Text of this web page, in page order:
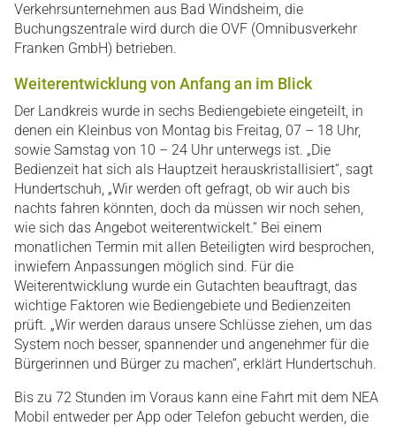
Verkehrsunternehmen aus Bad Windsheim, die
Buchungszentrale wird durch die OVF (Omnibusverkehr
Franken GmbH) betrieben.
Weiterentwicklung von Anfang an im Blick
Der Landkreis wurde in sechs Bediengebiete eingeteilt, in
denen ein Kleinbus von Montag bis Freitag, 07 – 18 Uhr,
sowie Samstag von 10 – 24 Uhr unterwegs ist. „Die
Bedienzeit hat sich als Hauptzeit herauskristallisiert“, sagt
Hundertschuh, „Wir werden oft gefragt, ob wir auch bis
nachts fahren könnten, doch da müssen wir noch sehen,
wie sich das Angebot weiterentwickelt.“ Bei einem
monatlichen Termin mit allen Beteiligten wird besprochen,
inwiefern Anpassungen möglich sind. Für die
Weiterentwicklung wurde ein Gutachten beauftragt, das
wichtige Faktoren wie Bediengebiete und Bedienzeiten
prüft. „Wir werden daraus unsere Schlüsse ziehen, um das
System noch besser, spannender und angenehmer für die
Bürgerinnen und Bürger zu machen“, erklärt Hundertschuh.
Bis zu 72 Stunden im Voraus kann eine Fahrt mit dem NEA
Mobil entweder per App oder Telefon gebucht werden, die